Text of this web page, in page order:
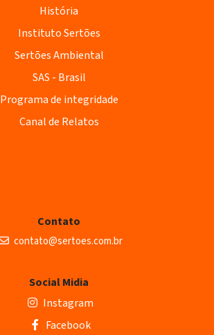
História
Instituto Sertões
Sertões Ambiental
SAS - Brasil
Programa de integridade
Canal de Relatos
Contato
contato@sertoes.com.br
Social Midia
Instagram
Facebook